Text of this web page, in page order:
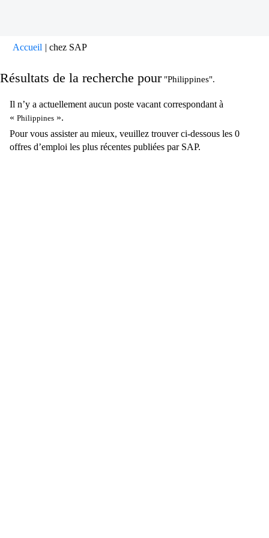
Accueil | chez SAP(page
Résultats de la recherche pour"Philippines".
Il n’y a actuellement aucun poste vacant correspondant à
« Philippines ».
Pour vous assister au mieux, veuillez trouver ci-dessous les 0
offres d’emploi les plus récentes publiées par SAP.